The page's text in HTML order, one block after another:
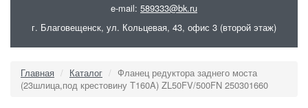
e-mail: 589333@bk.ru
г. Благовещенск, ул. Кольцевая, 43, офис 3 (второй этаж)
Главная Каталог
Фланец редуктора заднего моста
(23шлица,под крестовину T160A) ZL50FV/500FN 250301660